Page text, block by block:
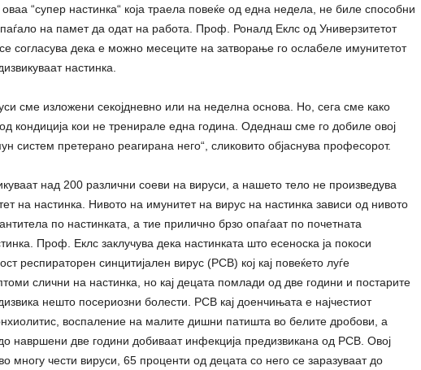
“супер настинка“ која траела повеќе од една недела, не биле способни
на памет да одат на работа. Проф. Роналд Еклс од Универзитетот
согласува дека е можно месеците на затворање го ослабеле имунитетот
настинка.
сме изложени секојдневно или на неделна основа. Но, сега сме како
кондиција кои не тренирале една година. Одеднаш сме го добиле овој
систем претерано реагирана него“, сликовито објаснува професорот.
над 200 различни соеви на вируси, а нашето тело не произведува
на настинка. Нивото на имунитет на вирус на настинка зависи од нивото
по настинката, а тие прилично брзо опаѓаат по почетната
Проф. Еклс заклучува дека настинката што есеноска ја покоси
респираторен синцитијален вирус (РСВ) кој кај повеќето луѓе
слични на настинка, но кај децата помлади од две години и постарите
нешто посериозни болести. РСВ кај доенчињата е најчестиот
воспаление на малите дишни патишта во белите дробови, а
навршени две години добиваат инфекција предизвикана од РСВ. Овој
многу чести вируси, 65 проценти од децата со него се заразуваат до